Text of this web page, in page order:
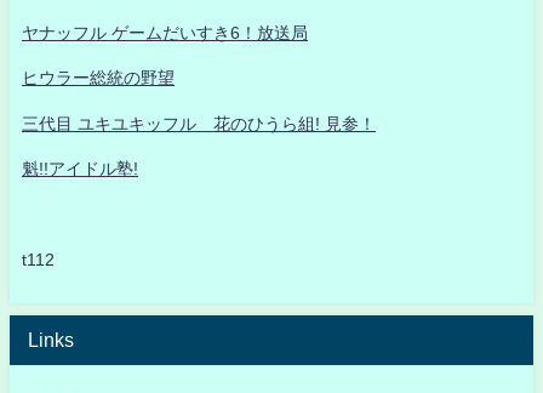
ヤナッフル ゲームだいすき6！放送局
ヒウラー総統の野望
三代目 ユキユキッフル 花のひうら組! 見参！
魁!!アイドル塾!
t112
Links